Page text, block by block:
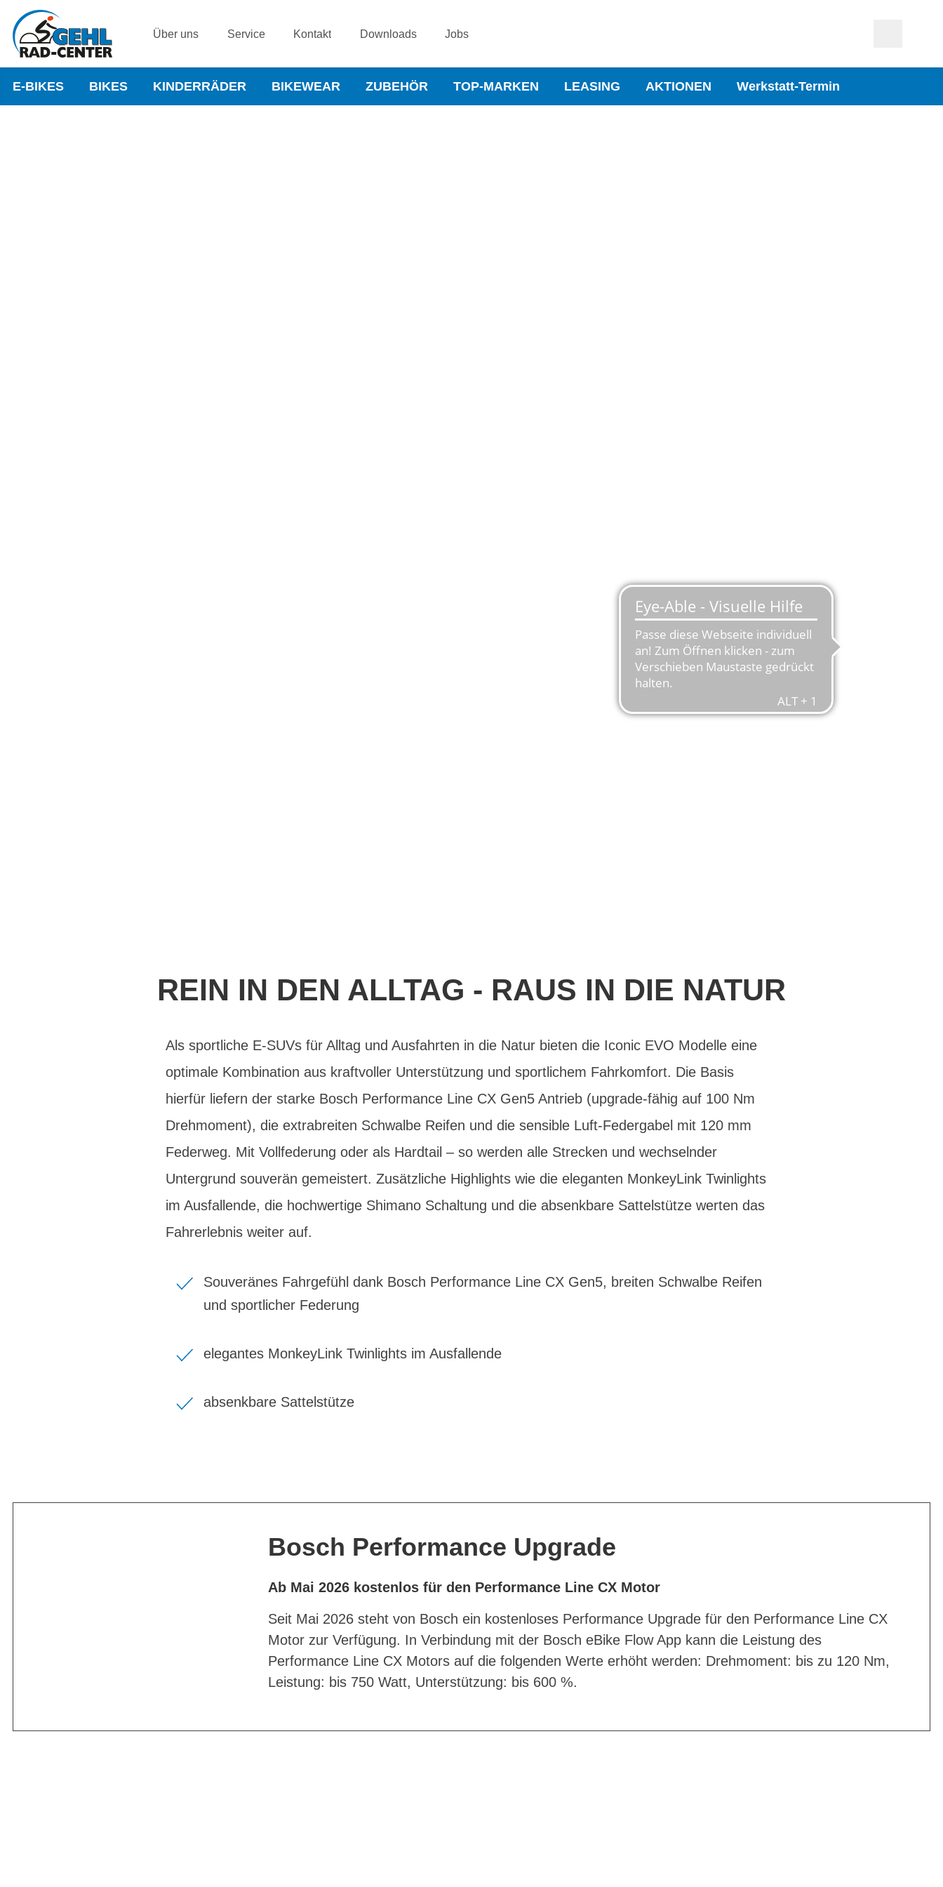
Über uns Service Kontakt Downloads Jobs
E-BIKES BIKES KINDERRÄDER BIKEWEAR ZUBEHÖR TOP-MARKEN LEASING AKTIONEN Werkstatt-Termin
REIN IN DEN ALLTAG - RAUS IN DIE NATUR
Als sportliche E-SUVs für Alltag und Ausfahrten in die Natur bieten die Iconic EVO Modelle eine
optimale Kombination aus kraftvoller Unterstützung und sportlichem Fahrkomfort. Die Basis
hierfür liefern der starke Bosch Performance Line CX Gen5 Antrieb (upgrade-fähig auf 100 Nm
Drehmoment), die extrabreiten Schwalbe Reifen und die sensible Luft-Federgabel mit 120 mm
Federweg. Mit Vollfederung oder als Hardtail – so werden alle Strecken und wechselnder
Untergrund souverän gemeistert. Zusätzliche Highlights wie die eleganten MonkeyLink Twinlights
im Ausfallende, die hochwertige Shimano Schaltung und die absenkbare Sattelstütze werten das
Fahrerlebnis weiter auf.
Souveränes Fahrgefühl dank Bosch Performance Line CX Gen5, breiten Schwalbe Reifen
und sportlicher Federung
elegantes MonkeyLink Twinlights im Ausfallende
absenkbare Sattelstütze
Bosch Performance Upgrade
Ab Mai 2026 kostenlos für den Performance Line CX Motor
Seit Mai 2026 steht von Bosch ein kostenloses Performance Upgrade für den Performance Line CX
Motor zur Verfügung. In Verbindung mit der Bosch eBike Flow App kann die Leistung des
Performance Line CX Motors auf die folgenden Werte erhöht werden: Drehmoment: bis zu 120 Nm,
Leistung: bis 750 Watt, Unterstützung: bis 600 %.